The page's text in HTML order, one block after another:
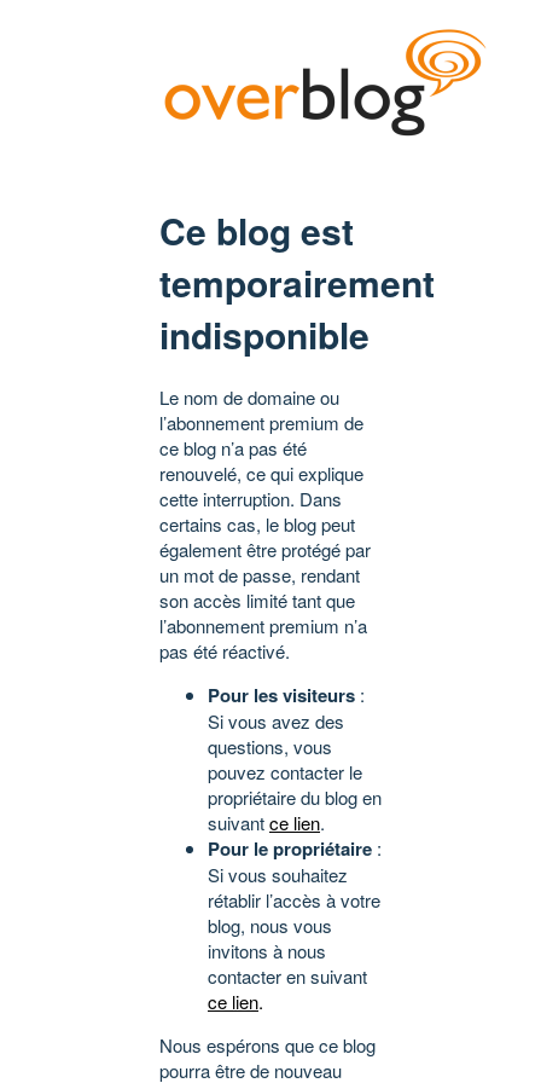
Ce blog est
temporairement
indisponible
Le nom de domaine ou
l’abonnement premium de
ce blog n’a pas été
renouvelé, ce qui explique
cette interruption. Dans
certains cas, le blog peut
également être protégé par
un mot de passe, rendant
son accès limité tant que
l’abonnement premium n’a
pas été réactivé.
Pour les visiteurs :
Si vous avez des
questions, vous
pouvez contacter le
propriétaire du blog en
suivantce lien.
Pour le propriétaire :
Si vous souhaitez
rétablir l’accès à votre
blog, nous vous
invitons à nous
contacter en suivant
ce lien.
Nous espérons que ce blog
pourra être de nouveau